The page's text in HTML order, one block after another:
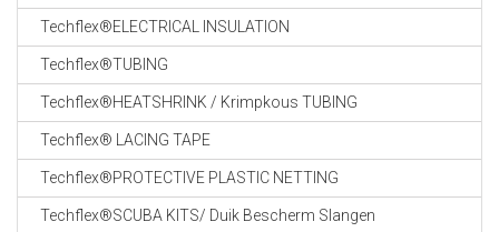
Techflex®ELECTRICAL INSULATION
Techflex®TUBING
Techflex®HEATSHRINK / Krimpkous TUBING
Techflex® LACING TAPE
Techflex®PROTECTIVE PLASTIC NETTING
Techflex®SCUBA KITS/ Duik Bescherm Slangen